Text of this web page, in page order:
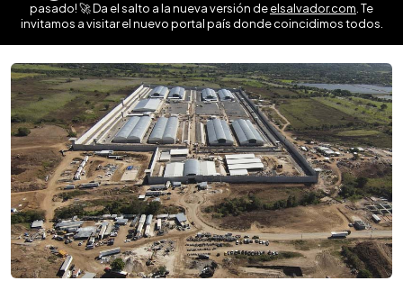
pasado! 🚀 Da el salto a la nueva versión deelsalvador.com . Te
invitamos a visitar el nuevo portal país donde coincidimos todos.